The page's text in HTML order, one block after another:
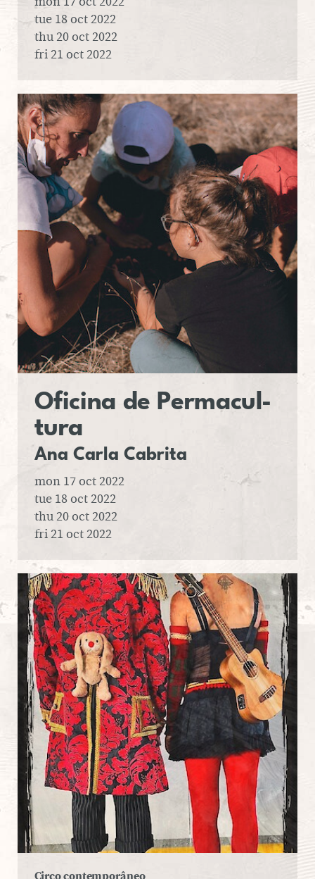
tue 18 oct 2022
thu 20 oct 2022
fri 21 oct 2022
Ofi­cina de Per­ma­cul­
tura
Ana Carla Ca­brita
mon 17 oct 2022
tue 18 oct 2022
thu 20 oct 2022
fri 21 oct 2022
Circo contemporâneo